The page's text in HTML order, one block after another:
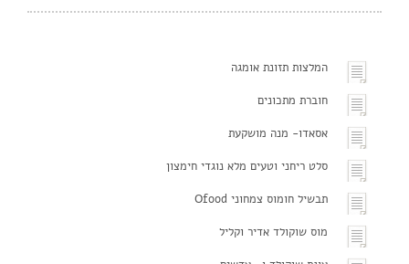
המלצות תזונת אומגה
חוברת מתכונים
אסאדו- מנה מושקעת
סלט ריחני וטעים מלא נוגדי חימצון
תבשיל חומוס צמחוני Ofood
מוס שוקולד אדיר וקליל